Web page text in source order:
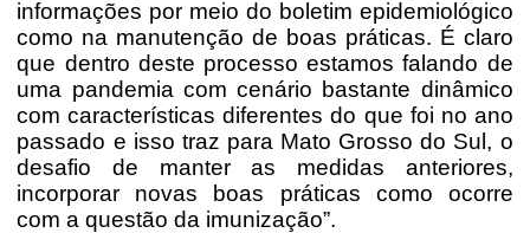
informações por meio do boletim epidemiológico
como na manutenção de boas práticas. É claro
que dentro deste processo estamos falando de
uma pandemia com cenário bastante dinâmico
com características diferentes do que foi no ano
passado e isso traz para Mato Grosso do Sul, o
desafio de manter as medidas anteriores,
incorporar novas boas práticas como ocorre
com a questão da imunização”.